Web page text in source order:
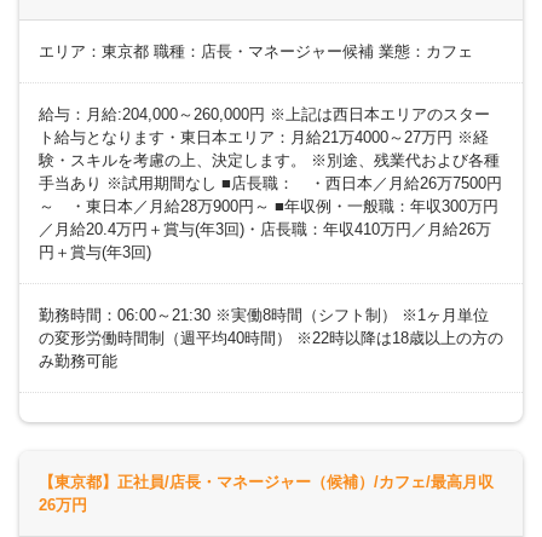
エリア：東京都 職種：店長・マネージャー候補 業態：カフェ
給与：月給:204,000～260,000円 ※上記は西日本エリアのスター
ト給与となります・東日本エリア：月給21万4000～27万円 ※経
験・スキルを考慮の上、決定します。 ※別途、残業代および各種
手当あり ※試用期間なし ■店長職： ・西日本／月給26万7500円
～ ・東日本／月給28万900円～ ■年収例・一般職：年収300万円
／月給20.4万円＋賞与(年3回)・店長職：年収410万円／月給26万
円＋賞与(年3回)
勤務時間：06:00～21:30 ※実働8時間（シフト制） ※1ヶ月単位
の変形労働時間制（週平均40時間） ※22時以降は18歳以上の方の
み勤務可能
【東京都】正社員/店長・マネージャー（候補）/カフェ/最高月収
26万円